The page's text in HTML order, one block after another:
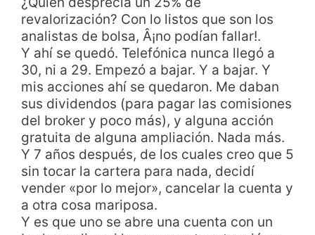
revalorización? Con lo listos que son los
analistas de bolsa, Â¡no podían fallar!.
Y ahí se quedó. Telefónica nunca llegó a
30, ni a 29. Empezó a bajar. Y a bajar. Y
mis acciones ahí se quedaron. Me daban
sus dividendos (para pagar las comisiones
del broker y poco más), y alguna acción
gratuita de alguna ampliación. Nada más.
Y 7 años después, de los cuales creo que 5
sin tocar la cartera para nada, decidí
vender «por lo mejor», cancelar la cuenta y
a otra cosa mariposa.
Y es que uno se abre una cuenta con un